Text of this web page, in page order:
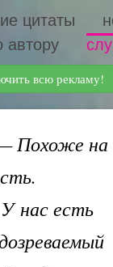
цитаты
автору
всю рекламу!
Похоже на
нас есть